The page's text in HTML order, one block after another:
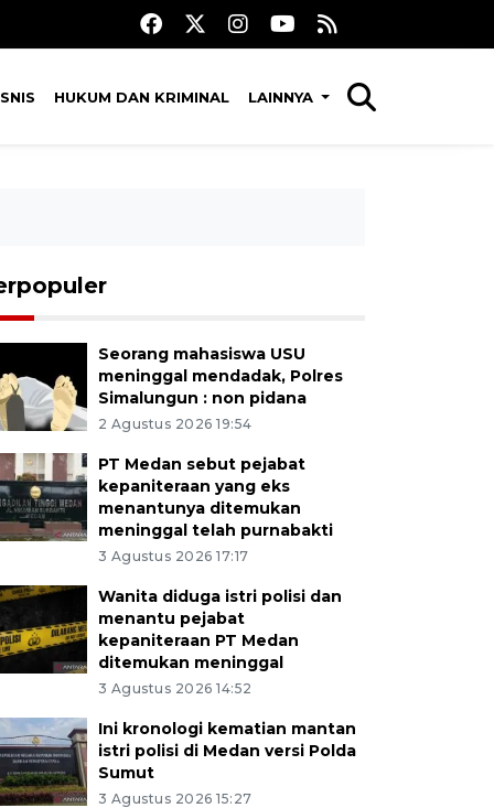
HUKUM DAN KRIMINAL LAINNYA
Seorang mahasiswa USU
meninggal mendadak, Polres
Simalungun : non pidana
2 Agustus 2026 19:54
PT Medan sebut pejabat
kepaniteraan yang eks
menantunya ditemukan
meninggal telah purnabakti
3 Agustus 2026 17:17
Wanita diduga istri polisi dan
menantu pejabat
kepaniteraan PT Medan
ditemukan meninggal
3 Agustus 2026 14:52
Ini kronologi kematian mantan
istri polisi di Medan versi Polda
Sumut
3 Agustus 2026 15:27